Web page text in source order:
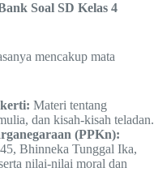
Soal SD Kelas 4
mencakup mata
Materi tentang
dan kisah-kisah teladan.
(PPKn):
Bhinneka Tunggal Ika,
nilai-nilai moral dan